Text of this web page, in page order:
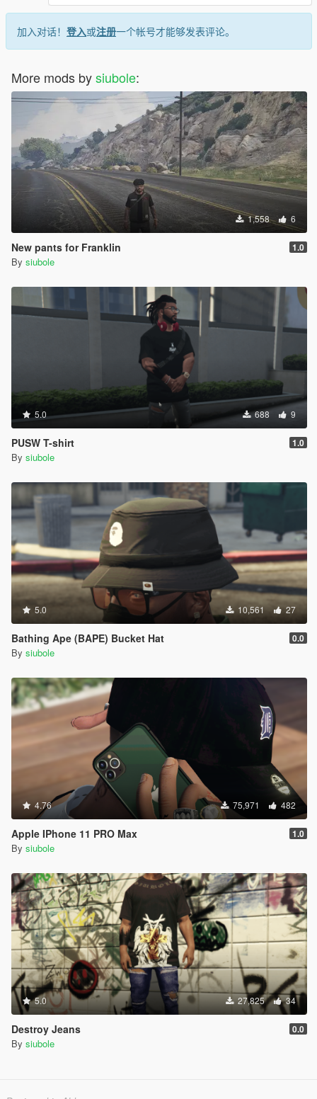
加入对话！ 登入或注册一个帐号才能够发表评论。
More mods bysiubole:
1,558 6
New pants for Franklin 1.0
By siubole
5.0 688 9
PUSW T-shirt 1.0
By siubole
5.0 10,561 27
Bathing Ape (BAPE) Bucket Hat 0.0
By siubole
4.76 75,971 482
Apple IPhone 11 PRO Max 1.0
By siubole
5.0 27,825 34
Destroy Jeans 0.0
By siubole